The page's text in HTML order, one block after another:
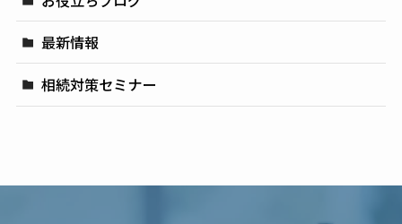
最新情報
相続対策セミナー